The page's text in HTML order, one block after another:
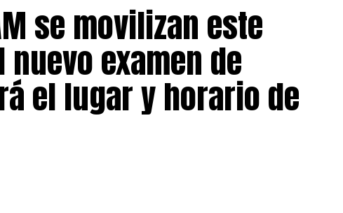
se movilizan este
examen de
el lugar y horario de